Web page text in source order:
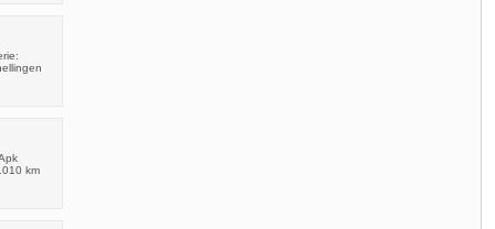
km